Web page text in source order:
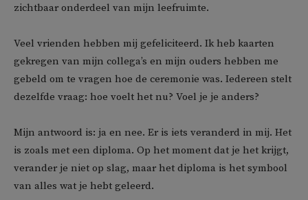
zichtbaar onderdeel van mijn leefruimte.
Veel vrienden hebben mij gefeliciteerd. Ik heb kaarten
gekregen van mijn collega’s en mijn ouders hebben me
gebeld om te vragen hoe de ceremonie was. Iedereen stelt
dezelfde vraag: hoe voelt het nu? Voel je je anders?
Mijn antwoord is: ja en nee. Er is iets veranderd in mij. Het
is zoals met een diploma. Op het moment dat je het krijgt,
verander je niet op slag, maar het diploma is het symbool
van alles wat je hebt geleerd.